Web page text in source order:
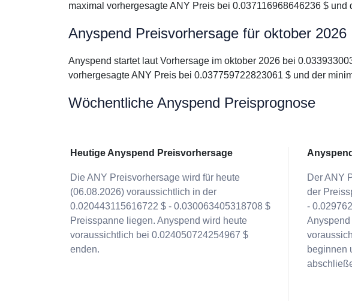
maximal vorhergesagte ANY Preis bei 0.037116968646236 $
Anyspend Preisvorhersage für oktober 2026
Anyspend startet laut Vorhersage im oktober 2026 bei
vorhergesagte ANY Preis bei 0.037759722823061 $ und der
Wöchentliche Anyspend Preisprognose
Heutige Anyspend Preisvorhersage
Die ANY Preisvorhersage wird für heute
(06.08.2026) voraussichtlich in der
0.020443115616722 $ - 0.030063405318708 $
Preisspanne liegen. Anyspend wird heute
voraussichtlich bei 0.024050724254967 $
enden.
Der ANY
der
-
Anyspend
beginnen